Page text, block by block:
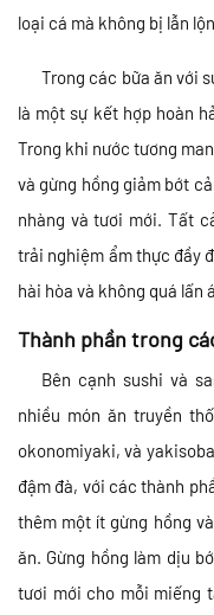
loại cá mà không bị lẫn
Trong các bữa ăn với
là một sự kết hợp hoàn
Trong khi nước tương
và gừng hồng giảm bớt
nhàng và tươi mới. Tất
trải nghiệm ẩm thực đầy
hài hòa và không quá lấn
Thành phần trong
Bên cạnh sushi và
nhiều món ăn truyền
okonomiyaki, và
đậm đà, với các thành
thêm một ít gừng hồng
ăn. Gừng hồng làm dịu
tươi mới cho mỗi miếng